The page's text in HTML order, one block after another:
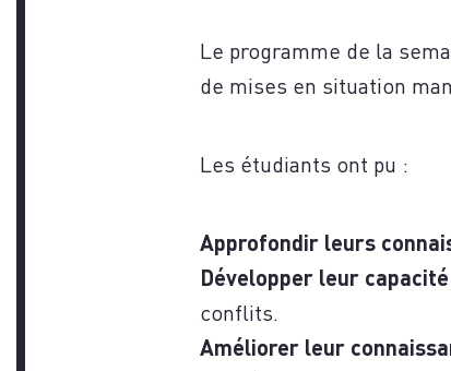
Le programme de la
de mises en situation
Les étudiants ont pu :
Approfondir leurs
Développer leur
conflits.
Améliorer leur